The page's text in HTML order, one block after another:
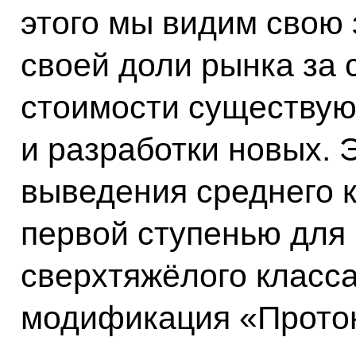
этого мы видим свою
своей доли рынка за
стоимости
и разработки новых.
выведения среднего
первой ступенью
сверхтяжёлого
модификация